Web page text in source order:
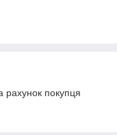
рахунок покупця